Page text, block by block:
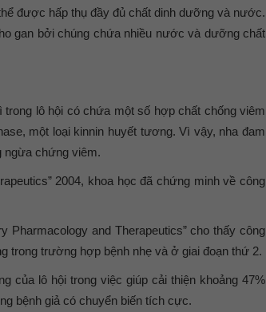
được hấp thụ đầy đủ chất dinh dưỡng và nước.
gan bởi chúng chứa nhiều nước và dưỡng chất
lô hội có chứa một số hợp chất chống viêm
một loại kinnin huyết tương. Vì vậy, nha đam
ngừa chứng viêm.
2004, khoa học đã chứng minh về công
Pharmacology and Therapeutics” cho thấy công
trong trường hợp bệnh nhẹ và ở giai đoạn thứ 2.
của lô hội trong việc giúp cải thiện khoảng 47%
bệnh giả có chuyển biến tích cực.